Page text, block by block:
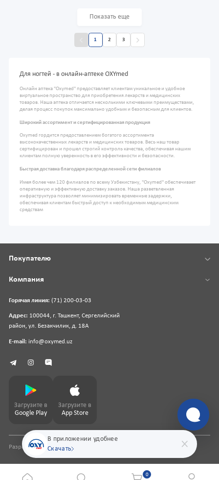
Показать еще
1 2 3
Для ногтей - в онлайн-аптеке OXYmed
Онлайн аптека "Oxymed" предоставляет клиентам уникальное и удобное
виртуальное пространство для приобретения лекарств и медицинских
товаров. Наша аптека отличается несколькими ключевыми преимуществами,
делая процесс покупок максимально удобным и безопасным для клиентов.
Широкий ассортимент и сертифицированная продукция
Oxymed гордится предоставлением богатого ассортимента
высококачественных лекарств и медицинских товаров. Весь наш товар
сертифицирован и прошел строгий контроль качества, обеспечивая нашим
клиентам полную уверенность в его эффективности и безопасности.
Быстрая доставка благодаря распределенной сети филиалов
Имея более чем 120 филиалов по всему Узбекистану, "Oxymed" обеспечивает
оперативную и эффективную доставку заказов. Наша разветвленная
инфраструктура позволяет минимизировать временные задержки,
обеспечивая клиентам быстрый доступ к необходимым медицинским
средствам
В приложении удобнее
Скачать
Горячая линия: (71) 200-03-03
Адрес: 100044, г. Ташкент, Сергелийский
район, ул. Безакчилик, д. 18А
E-mail: info@oxymed.uz
Покупателю
Компания
Загрузите в
Google Play
Загрузите в
App Store
Разработка сайтаpharmit.uz
0